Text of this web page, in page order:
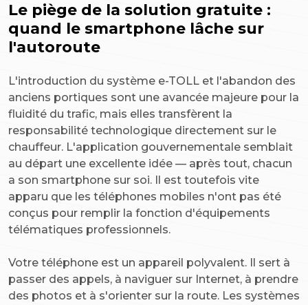
Le piège de la solution gratuite :
quand le smartphone lâche sur
l'autoroute
L'introduction du système e-TOLL et l'abandon des
anciens portiques sont une avancée majeure pour la
fluidité du trafic, mais elles transfèrent la
responsabilité technologique directement sur le
chauffeur. L'application gouvernementale semblait
au départ une excellente idée — après tout, chacun
a son smartphone sur soi. Il est toutefois vite
apparu que les téléphones mobiles n'ont pas été
conçus pour remplir la fonction d'équipements
télématiques professionnels.
Votre téléphone est un appareil polyvalent. Il sert à
passer des appels, à naviguer sur Internet, à prendre
des photos et à s'orienter sur la route. Les systèmes